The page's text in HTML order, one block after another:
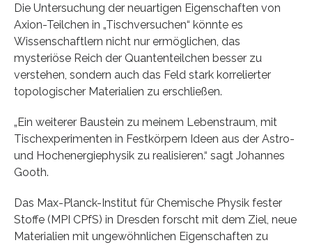
Die Untersuchung der neuartigen Eigenschaften von
Axion-Teilchen in „Tischversuchen“ könnte es
Wissenschaftlern nicht nur ermöglichen, das
mysteriöse Reich der Quantenteilchen besser zu
verstehen, sondern auch das Feld stark korrelierter
topologischer Materialien zu erschließen.
„Ein weiterer Baustein zu meinem Lebenstraum, mit
Tischexperimenten in Festkörpern Ideen aus der Astro-
und Hochenergiephysik zu realisieren.“ sagt Johannes
Gooth.
Das Max-Planck-Institut für Chemische Physik fester
Stoffe (MPI CPfS) in Dresden forscht mit dem Ziel, neue
Materialien mit ungewöhnlichen Eigenschaften zu